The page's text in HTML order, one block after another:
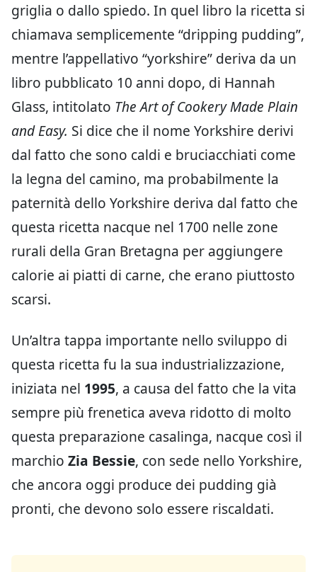
griglia o dallo spiedo. In quel libro la ricetta si
chiamava semplicemente “dripping pudding”,
mentre l’appellativo “yorkshire” deriva da un
libro pubblicato 10 anni dopo, di Hannah
Glass, intitolato The Art of Cookery Made Plain
and Easy. Si dice che il nome Yorkshire derivi
dal fatto che sono caldi e bruciacchiati come
la legna del camino, ma probabilmente la
paternità dello Yorkshire deriva dal fatto che
questa ricetta nacque nel 1700 nelle zone
rurali della Gran Bretagna per aggiungere
calorie ai piatti di carne, che erano piuttosto
scarsi.
Un’altra tappa importante nello sviluppo di
questa ricetta fu la sua industrializzazione,
iniziata nel 1995, a causa del fatto che la vita
sempre più frenetica aveva ridotto di molto
questa preparazione casalinga, nacque così il
marchio Zia Bessie, con sede nello Yorkshire,
che ancora oggi produce dei pudding già
pronti, che devono solo essere riscaldati.